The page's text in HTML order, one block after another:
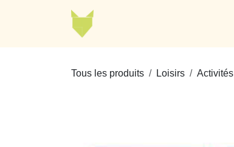
Tous les produits Loisirs Activités